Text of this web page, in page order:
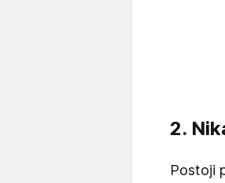
2.
Postoji